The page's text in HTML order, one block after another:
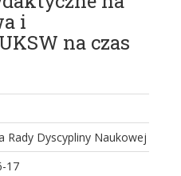
i
na czas
Rady Dyscypliny Naukowej
17